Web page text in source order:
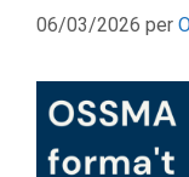
06/03/2026 per